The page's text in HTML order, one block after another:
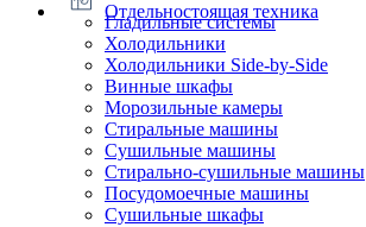
Отдельностоящая техника
Гладильные системы
Холодильники
Холодильники Side-by-Side
Винные шкафы
Морозильные камеры
Стиральные машины
Сушильные машины
Стирально-сушильные машины
Посудомоечные машины
Сушильные шкафы